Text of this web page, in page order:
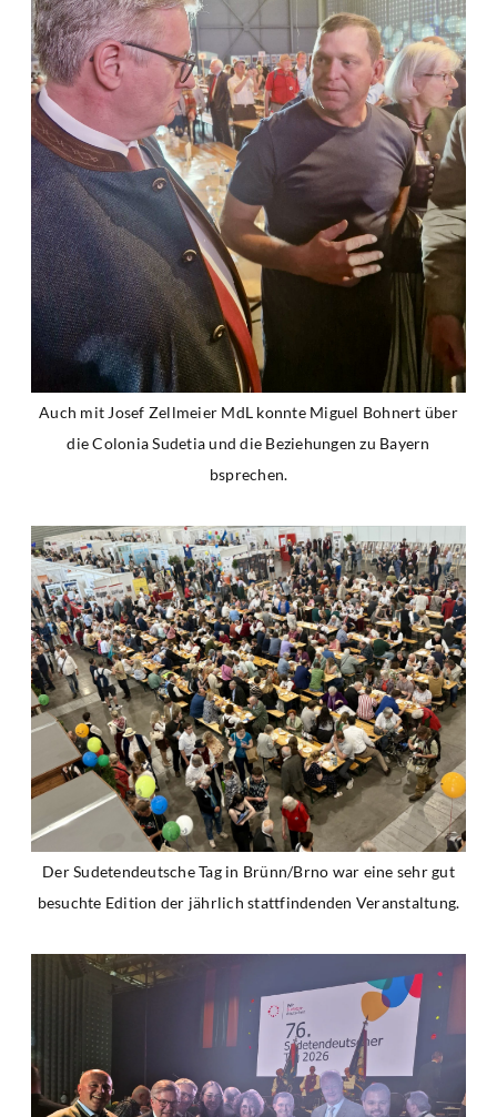
Auch mit Josef Zellmeier MdL konnte Miguel Bohnert über
die Colonia Sudetia und die Beziehungen zu Bayern
bsprechen.
Der Sudetendeutsche Tag in Brünn/Brno war eine sehr gut
besuchte Edition der jährlich stattfindenden Veranstaltung.